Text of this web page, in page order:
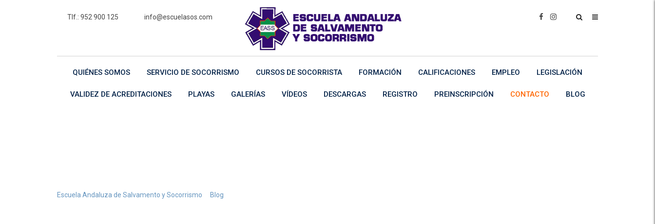
Tlf.: 952 900 125 info@escuelasos.com
QUIÉNES SOMOS SERVICIO DE SOCORRISMO CURSOS DE SOCORRISTA FORMACIÓN CALIFICACIONES EMPLEO LEGISLACIÓN
VALIDEZ DE ACREDITACIONES PLAYAS GALERÍAS VÍDEOS DESCARGAS REGISTRO PREINSCRIPCIÓN CONTACTO BLOG
Escuela Andaluza de Salvamento y Socorrismo Blog